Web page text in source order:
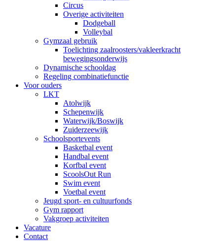
Circus
Overige activiteiten
Dodgeball
Volleybal
Gymzaal gebruik
Toelichting zaalroosters/vakleerkracht
bewegingsonderwijs
Dynamische schooldag
Regeling combinatiefunctie
Voor ouders
LKT
Atolwijk
Schepenwijk
Waterwijk/Boswijk
Zuiderzeewijk
Schoolsportevents
Basketbal event
Handbal event
Korfbal event
ScoolsOut Run
Swim event
Voetbal event
Jeugd sport- en cultuurfonds
Gym rapport
Vakgroep activiteiten
Vacature
Contact